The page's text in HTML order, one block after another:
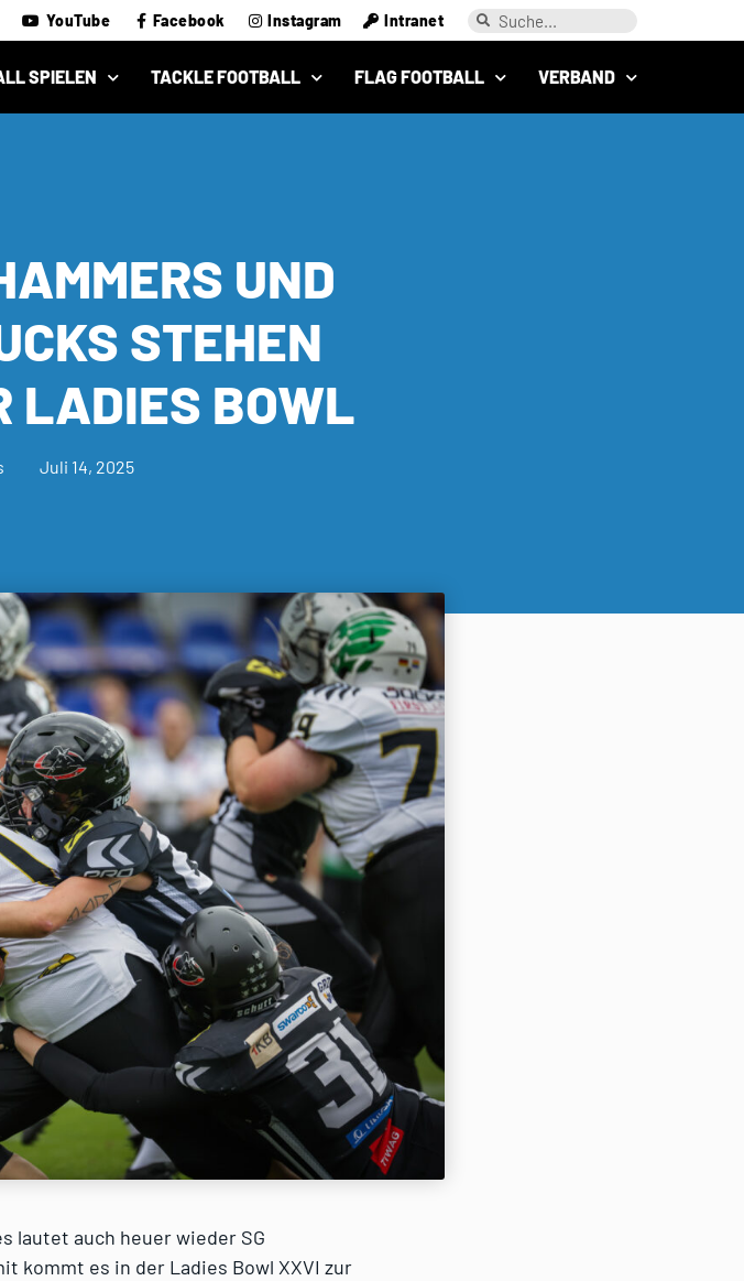
YouTube Facebook Instagram Intranet
SPIELEN TACKLE FOOTBALL FLAG FOOTBALL VERBAND
UND
STEHEN
LADIES BOWL
Juli 14, 2025
lautet auch heuer wieder SG
kommt es in der Ladies Bowl XXVI zur